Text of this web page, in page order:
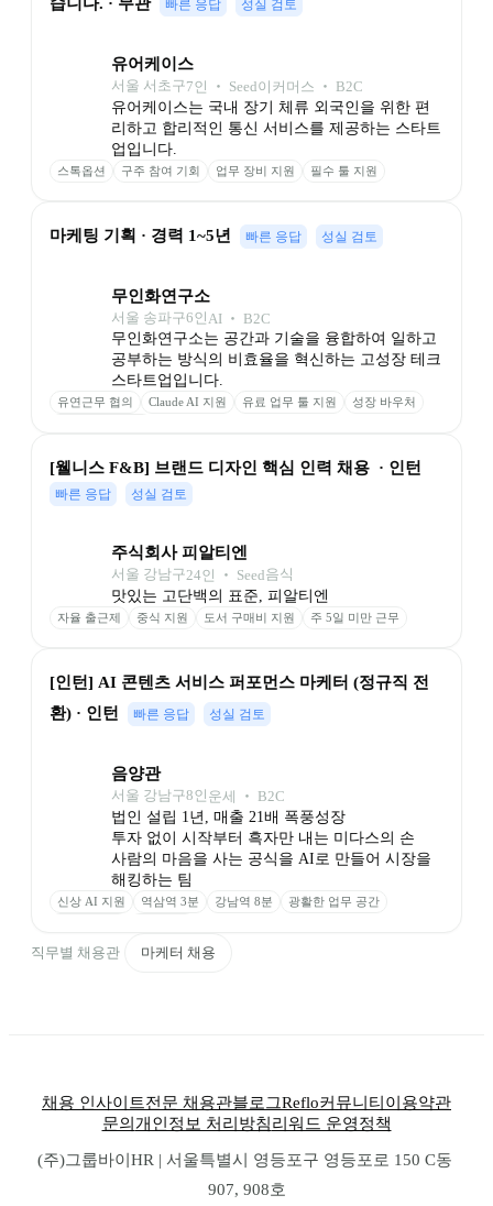
습니다. · 무관
빠른 응답 성실 검토
유어케이스
서울 서초구7인 ‧ Seed이커머스 ‧ B2C
유어케이스는 국내 장기 체류 외국인을 위한 편
리하고 합리적인 통신 서비스를 제공하는 스타트
업입니다.
스톡옵션 구주 참여 기회 업무 장비 지원 필수 툴 지원
마케팅 기획 · 경력 1~5년 빠른 응답 성실 검토
무인화연구소
서울 송파구6인 AI ‧ B2C
무인화연구소는 공간과 기술을 융합하여 일하고
공부하는 방식의 비효율을 혁신하는 고성장 테크
스타트업입니다.
유연근무 협의 Claude AI 지원 유료 업무 툴 지원
성장 바우처
[웰니스 F&B] 브랜드 디자인 핵심 인력 채용  · 인턴
빠른 응답 성실 검토
주식회사 피알티엔
서울 강남구24인 ‧ Seed음식
맛있는 고단백의 표준, 피알티엔
자율 출근제 중식 지원 도서 구매비 지원 주 5일 미만 근무
[인턴] AI 콘텐츠 서비스 퍼포먼스 마케터 (정규직 전
환) · 인턴
빠른 응답 성실 검토
음양관
서울 강남구8인 운세 ‧ B2C
법인 설립 1년, 매출 21배 폭풍성장
투자 없이 시작부터 흑자만 내는 미다스의 손
사람의 마음을 사는 공식을 AI로 만들어 시장을
해킹하는 팀
신상 AI 지원 역삼역 3분 강남역 8분
광활한 업무 공간
직무별 채용관 마케터 채용
채용 인사이트전문 채용관블로그Reflo커뮤니티 이용약관
문의 개인정보 처리방침리워드 운영정책
(주)그룹바이HR | 서울특별시 영등포구 영등포로 150 C동
907, 908호